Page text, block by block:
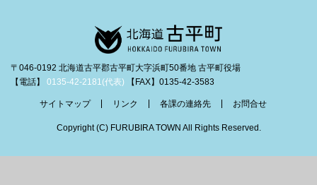
〒046-0192 北海道古平郡古平町大字浜町50番地 古平町役場
【電話】 0135-42-2181(代表) 【FAX】0135-42-3583
サイトマップ リンク 各課の連絡先 お問合せ
Copyright (C) FURUBIRA TOWN All Rights Reserved.